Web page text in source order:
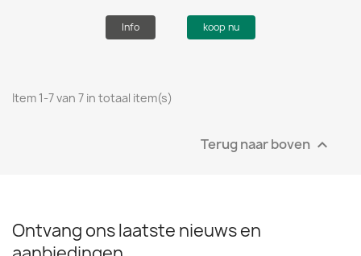
Info koop nu
Item 1-7 van 7 in totaal item(s)
Terug naar boven 
Ontvang ons laatste nieuws en